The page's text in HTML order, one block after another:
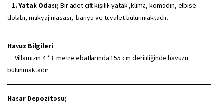
1. Yatak Odası; Bir adet çift kişilik yatak ,klima, komodin, elbise
dolabı, makyaj masası, banyo ve tuvalet bulunmaktadır.
Havuz Bilgileri;
Villamızın 4 * 8 metre ebatlarında 155 cm derinliğinde havuzu
bulunmaktadır
Hasar Depozitosu;